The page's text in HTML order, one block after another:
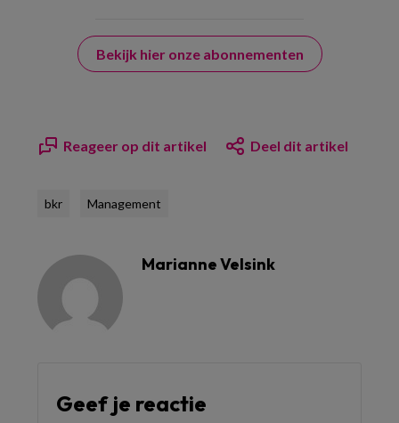
Bekijk hier onze abonnementen
Reageer op dit artikel Deel dit artikel
bkr Management
Marianne Velsink
Geef je reactie